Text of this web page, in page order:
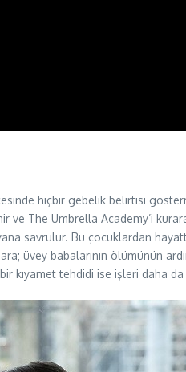
hiçbir gebelik belirtisi
The Umbrella Academy’i
savrulur. Bu çocuklardan
üvey babalarının ölümünün
kıyamet tehdidi ise işleri daha da